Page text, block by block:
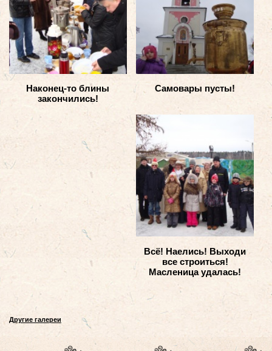
Наконец-то блины
закончились!
Самовары пусты!
Всё! Наелись! Выходи
все строиться!
Масленица удалась!
Другие галереи